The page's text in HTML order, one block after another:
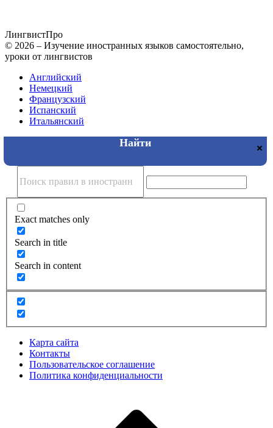
ЛингвистПро
© 2026 – Изучение иностранных языков самостоятельно,
уроки от лингвистов
Английский
Немецкий
Французский
Испанский
Итальянский
Exact matches only
Search in title
Search in content
Карта сайта
Контакты
Пользовательское соглашение
Политика конфиденциальности